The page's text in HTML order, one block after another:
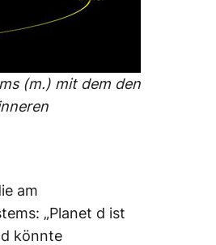
(m.) mit dem den
am
„Planet d ist
könnte